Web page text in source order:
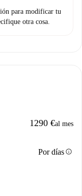
para modificar tu
otra cosa.
1290 €al mes
Por díasinfo